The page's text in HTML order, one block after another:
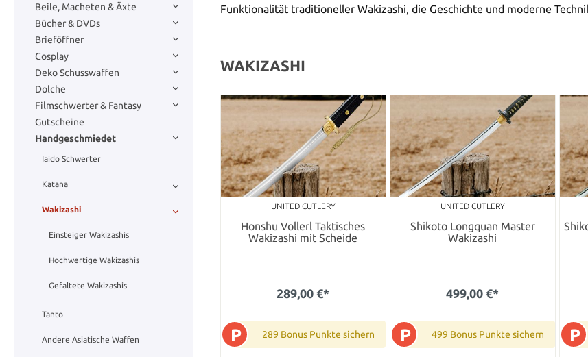
Beile, Macheten & Äxte
Bücher & DVDs
Brieföffner
Cosplay
Deko Schusswaffen
Dolche
Filmschwerter & Fantasy
Gutscheine
Handgeschmiedet
Iaido Schwerter
Katana
Wakizashi
Einsteiger Wakizashis
Hochwertige Wakizashis
Gefaltete Wakizashis
Tanto
Andere Asiatische Waffen
Funktionalität traditioneller Wakizashi, die Geschichte und moderne
WAKIZASHI
UNITED CUTLERY
Honshu Vollerl Taktisches
Wakizashi mit Scheide
289,00 €*
P 289 Bonus Punkte sichern
UNITED CUTLERY
Shikoto Longquan Master
Wakizashi
499,00 €*
P 499 Bonus Punkte sichern P